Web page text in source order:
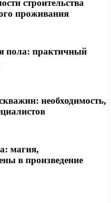
строительства
проживания
пола: практичный
необходимость,
магия,
в произведение